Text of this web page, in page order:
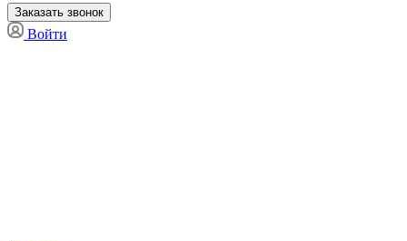
Заказать звонок
Войти